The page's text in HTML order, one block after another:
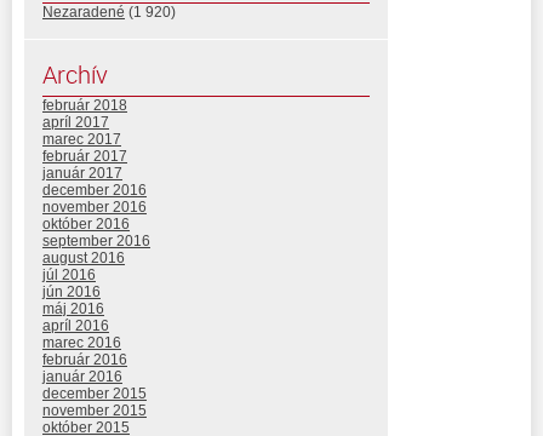
Nezaradené (1 920)
Archív
február 2018
apríl 2017
marec 2017
február 2017
január 2017
december 2016
november 2016
október 2016
september 2016
august 2016
júl 2016
jún 2016
máj 2016
apríl 2016
marec 2016
február 2016
január 2016
december 2015
november 2015
október 2015